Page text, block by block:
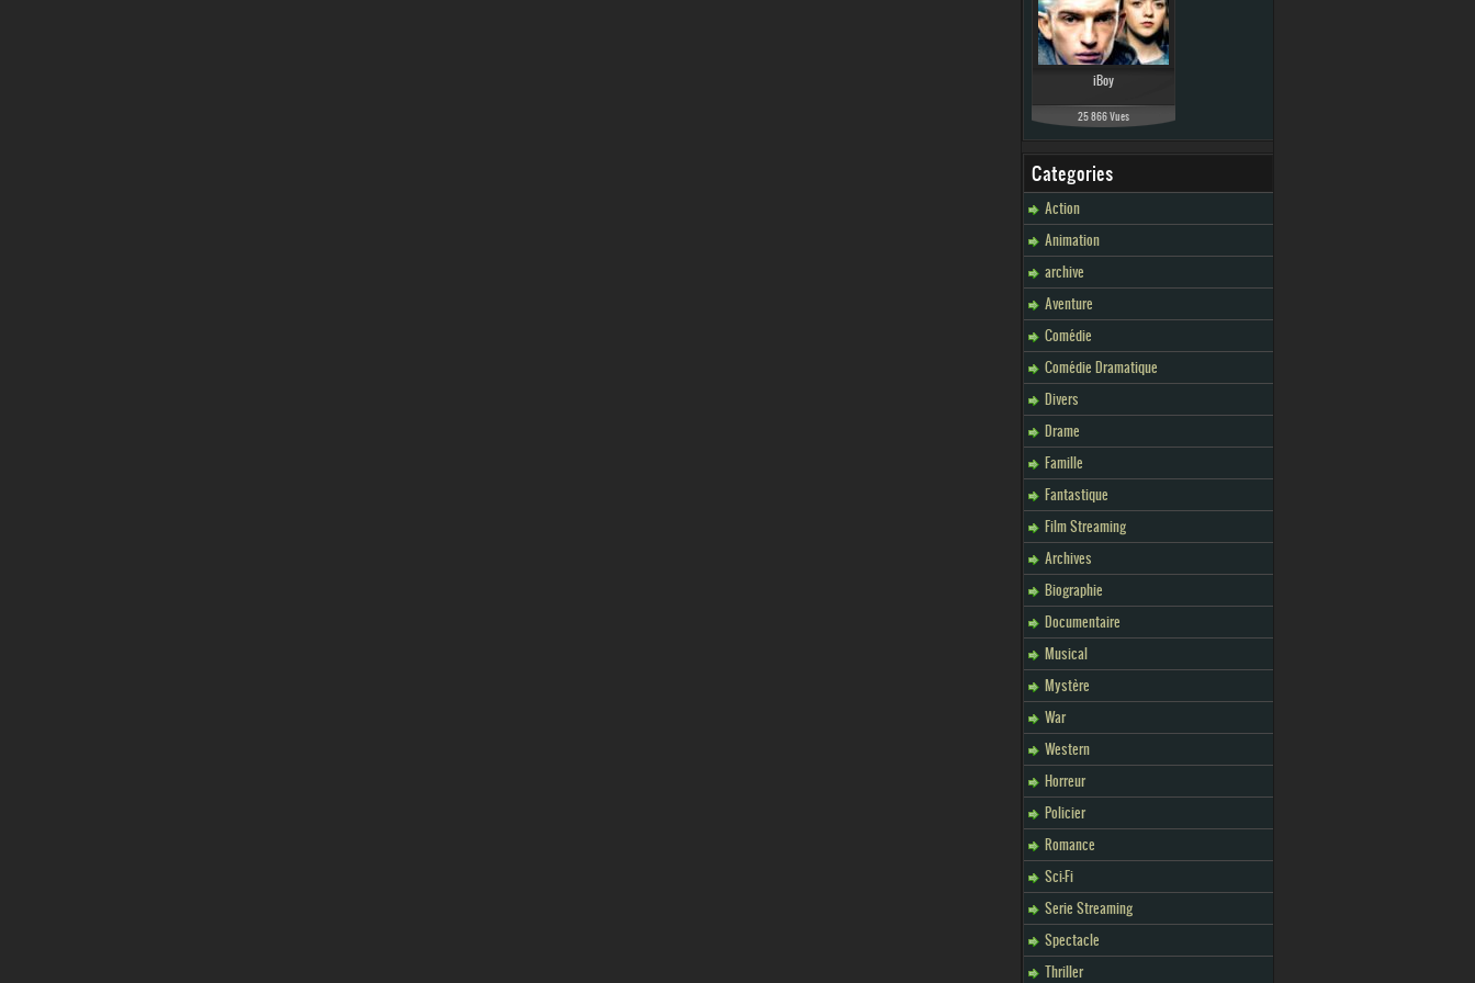
iBoy
25 866 Vues
Categories
Action
Animation
archive
Aventure
Comédie
Comédie Dramatique
Divers
Drame
Famille
Fantastique
Film Streaming
Archives
Biographie
Documentaire
Musical
Mystère
War
Western
Horreur
Policier
Romance
Sci-Fi
Serie Streaming
Spectacle
Thriller